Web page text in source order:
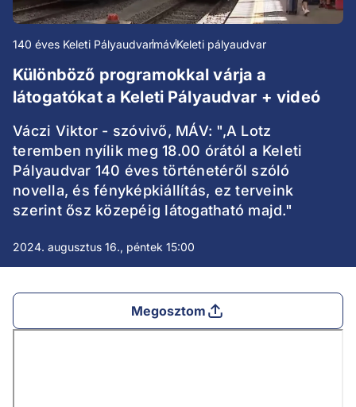
140 éves Keleti PályaudvarmávKeleti pályaudvar
Különböző programokkal várja a
látogatókat a Keleti Pályaudvar + videó
Váczi Viktor - szóvivő, MÁV: ",A Lotz
teremben nyílik meg 18.00 órától a Keleti
Pályaudvar 140 éves történetéről szóló
novella, és fényképkiállítás, ez terveink
szerint ősz közepéig látogatható majd."
2024. augusztus 16., péntek 15:00
Megosztom